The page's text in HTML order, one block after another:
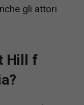
gli attori
Hill f